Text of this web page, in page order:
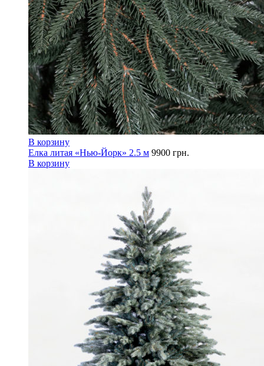
В корзину
Елка литая «Нью-Йорк» 2.5 м 9900 грн.
В корзину